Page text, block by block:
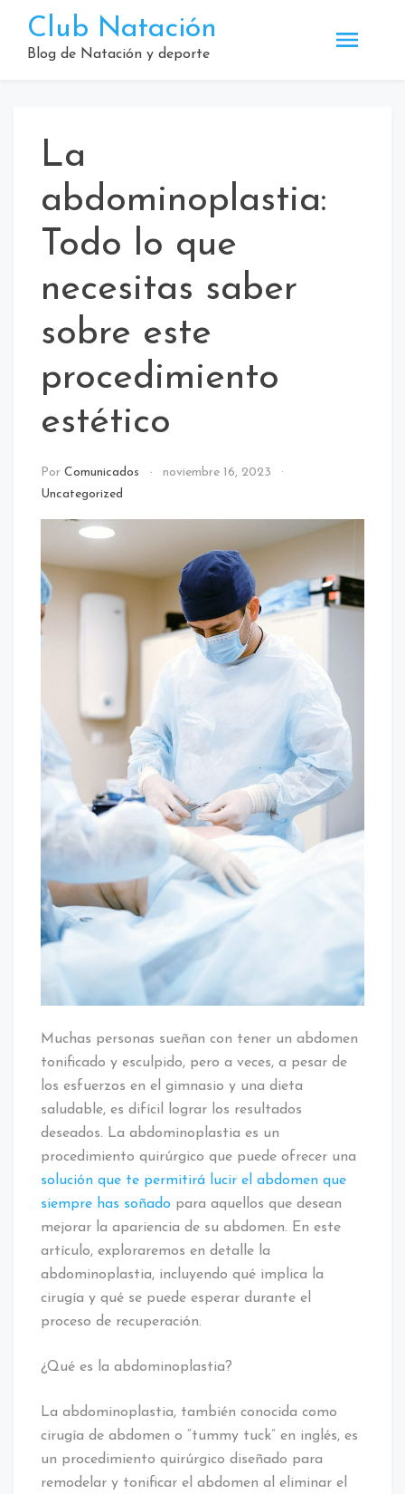
contenido
Club Natación
Blog de Natación y deporte
La
abdominoplastia:
Todo lo que
necesitas saber
sobre este
procedimiento
estético
Por Comunicados
noviembre 16, 2023
Uncategorized
Muchas personas sueñan con tener un abdomen
tonificado y esculpido, pero a veces, a pesar de
los esfuerzos en el gimnasio y una dieta
saludable, es difícil lograr los resultados
deseados. La abdominoplastia es un
procedimiento quirúrgico que puede ofrecer una
solución que te permitirá lucir el abdomen que
siempre has soñado para aquellos que desean
mejorar la apariencia de su abdomen. En este
artículo, exploraremos en detalle la
abdominoplastia, incluyendo qué implica la
cirugía y qué se puede esperar durante el
proceso de recuperación.
¿Qué es la abdominoplastia?
La abdominoplastia, también conocida como
cirugía de abdomen o “tummy tuck” en inglés, es
un procedimiento quirúrgico diseñado para
remodelar y tonificar el abdomen al eliminar el